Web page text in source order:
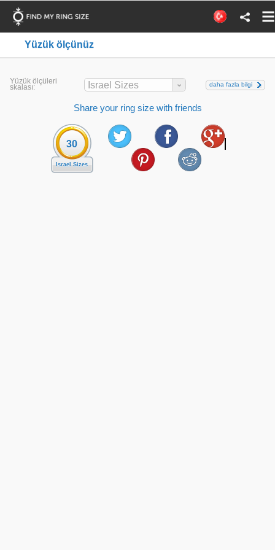
Yüzük ölçünüz
Yüzük ölçüleri
skalası: Israel Sizes daha fazla bilgi
Share your ring size with friends
30
Israel Sizes